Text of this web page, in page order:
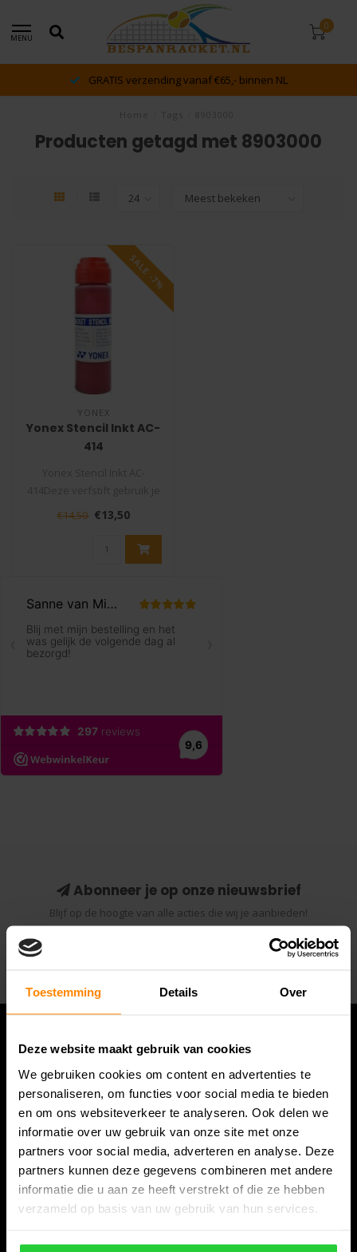
Toestemming Details Over
Deze website maakt gebruik van cookies
We gebruiken cookies om content en advertenties te
personaliseren, om functies voor social media te bieden
en om ons websiteverkeer te analyseren. Ook delen we
informatie over uw gebruik van onze site met onze
partners voor social media, adverteren en analyse. Deze
partners kunnen deze gegevens combineren met andere
informatie die u aan ze heeft verstrekt of die ze hebben
verzameld op basis van uw gebruik van hun services.
MENU
0
GRATIS verzending vanaf €65,- binnen NL
Producten getagd met 8903000
SALE -7%
YONEX
Yonex Stencil Inkt AC-
414
om het logo van het
tennismer..
€14,50 €13,50
Abonneer je op onze nieuwsbrief
Blijf op de hoogte van alle acties die wij je aanbieden!
Abonneer
Bespanracket.nl is dé racketspecialist van Lelystad en
omstreken.